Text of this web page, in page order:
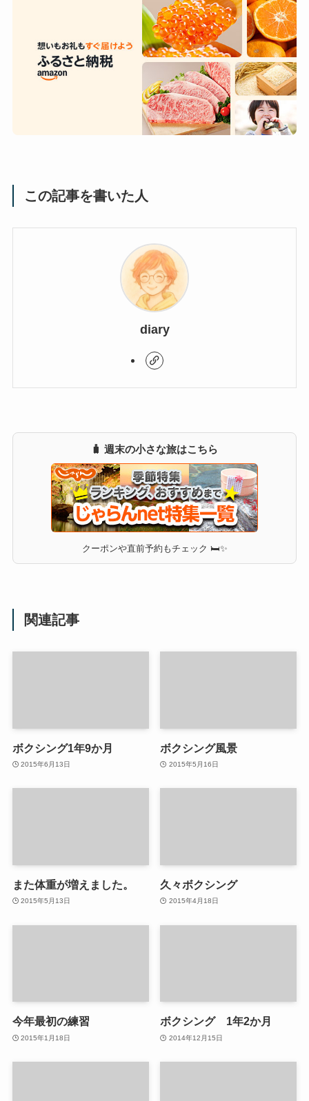
この記事を書いた人
diary
🧳 週末の小さな旅はこちら
クーポンや直前予約もチェック 🛏✨
関連記事
ボクシング1年9か月
2015年6月13日
ボクシング風景
2015年5月16日
また体重が増えました。
2015年5月13日
久々ボクシング
2015年4月18日
今年最初の練習
2015年1月18日
ボクシング 1年2か月
2014年12月15日